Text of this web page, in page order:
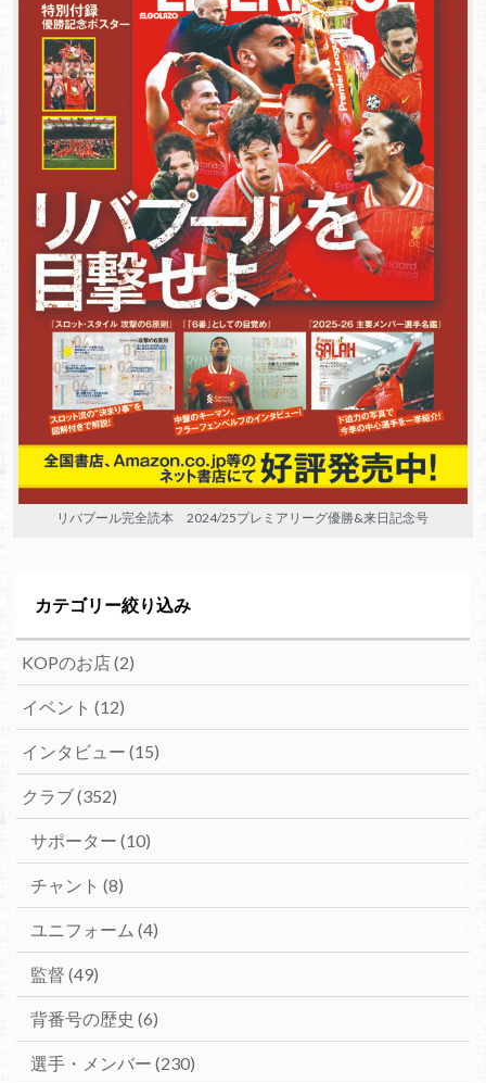
リバプール完全読本 2024/25プレミアリーグ優勝&来日記念号
カテゴリー絞り込み
KOPのお店(2)
イベント (12)
インタビュー (15)
クラブ(352)
サポーター (10)
チャント (8)
ユニフォーム (4)
監督 (49)
背番号の歴史 (6)
選手・メンバー (230)